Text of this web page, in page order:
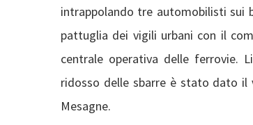
intrappolando tre automobilisti sui
pattuglia dei vigili urbani con il
centrale operativa delle ferrovie.
ridosso delle sbarre è stato dato
Mesagne.